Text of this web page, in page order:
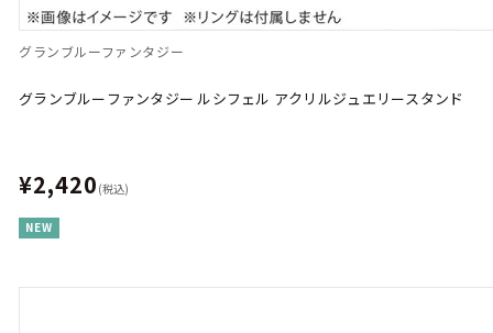
グランブルーファンタジー
グランブルーファンタジー ルシフェル アクリルジュエリースタンド
¥2,420 (税込)
NEW